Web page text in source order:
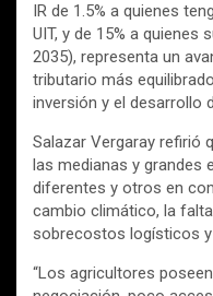
IR de 1.5% a quienes
UIT, y de 15% a quienes
2035), representa un
tributario más
inversión y el desarrollo
Salazar Vergaray refirió
las medianas y grandes
diferentes y otros en
cambio climático, la
sobrecostos logísticos
“Los agricultores